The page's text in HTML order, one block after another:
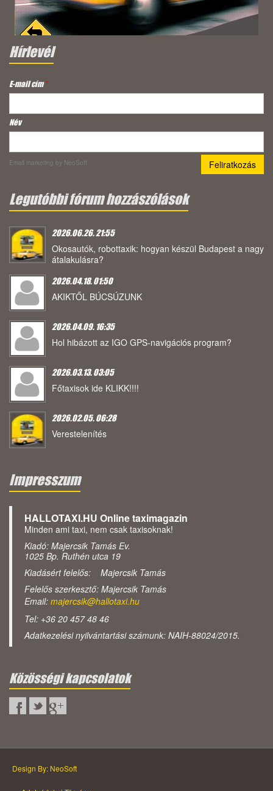
Hírlevél
E-mail cím*
Név
Email marketing by NeoSoft
Legutóbbi fórum hozzászólások
2026.06.26. 21:55
Okosautók, robottaxik: hogyan készül Budapest a nagy
átalakulásra?
2026.04.18. 01:50
AKIKTŐL BÚCSÚZUNK
2026.04.09. 16:35
Hol hibázott az IGO GPS-navigációs program?
2026.03.13. 03:05
Főtaxisok ide KLIKK!!!!
2026.02.05. 06:28
Verestelenítés
Impresszum
HALLOTAXI.HU Online taximagazin
Minden ami taxi, nem csak taxisoknak!
Kiadó: Majercsik Tamás Ev.
1025 Bp. Ruthén utca 19
Kiadásért felelős: Majercsik Tamás
Felelős szerkesztő: Majercsik Tamás
Email: majercsik@hallotaxi.hu
Tel: +36 20 457 48 46
Adatkezelési nyilvántartási számunk: NAIH-88024/2015.
Közösségi kapcsolatok
Design By: NeoSoft